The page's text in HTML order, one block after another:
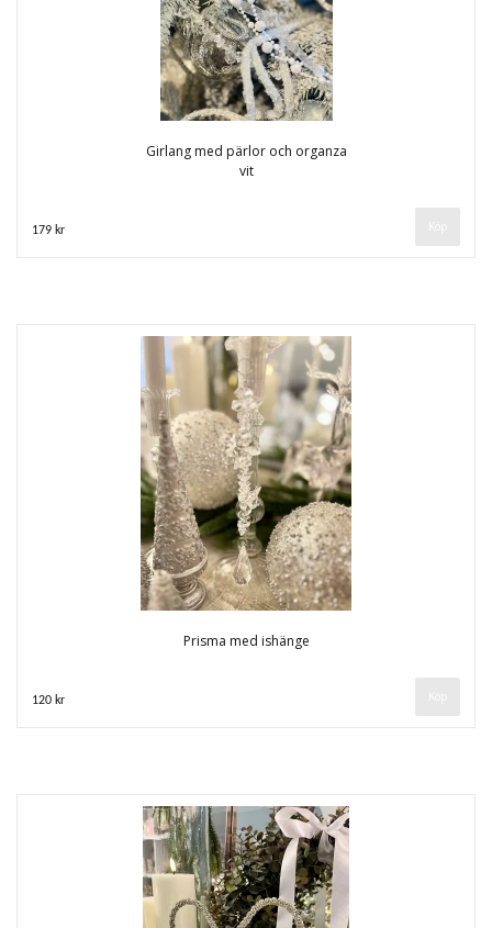
Girlang med pärlor och organza
vit
179 kr
Prisma med ishänge
120 kr